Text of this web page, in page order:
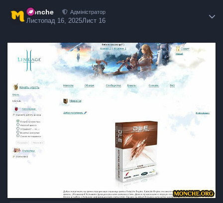
Monche Адміністратор
Листопад 16, 2025Лист 16